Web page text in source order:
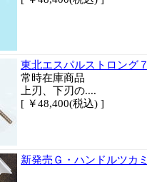
東北エスパルストロング７
常時在庫商品
上刃、下刃の....
[ ￥48,400(税込) ]
新発売Ｇ・ハンドルツカミ